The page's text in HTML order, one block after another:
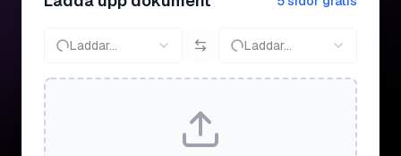
Laddar... Laddar...